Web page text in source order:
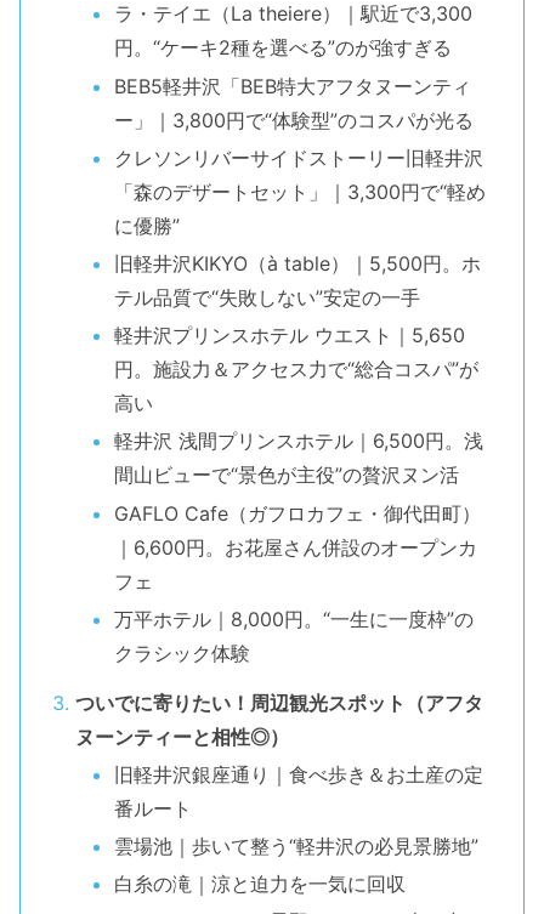
ラ・テイエ（La theiere）｜駅近で3,300
円。“ケーキ2種を選べる”のが強すぎる
BEB5軽井沢「BEB特大アフタヌーンティ
ー」｜3,800円で“体験型”のコスパが光る
クレソンリバーサイドストーリー旧軽井沢
「森のデザートセット」｜3,300円で“軽め
に優勝”
旧軽井沢KIKYO（à table）｜5,500円。ホ
テル品質で“失敗しない”安定の一手
軽井沢プリンスホテル ウエスト｜5,650
円。施設力＆アクセス力で“総合コスパ”が
高い
軽井沢 浅間プリンスホテル｜6,500円。浅
間山ビューで“景色が主役”の贅沢ヌン活
GAFLO Cafe（ガフロカフェ・御代田町）
｜6,600円。お花屋さん併設のオープンカ
フェ
万平ホテル｜8,000円。“一生に一度枠”の
クラシック体験
ついでに寄りたい！周辺観光スポット（アフタ
ヌーンティーと相性◎）
旧軽井沢銀座通り｜食べ歩き＆お土産の定
番ルート
雲場池｜歩いて整う“軽井沢の必見景勝地”
白糸の滝｜涼と迫力を一気に回収